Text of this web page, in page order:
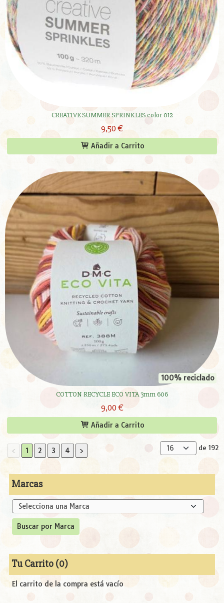
Marcas
Tu Carrito (0)
El carrito de la compra está vacío
CREATIVE SUMMER SPRINKLES color 012
9,50 €
Añadir a Carrito
100% reciclado
COTTON RECYCLE ECO VITA 3mm 606
9,00 €
Añadir a Carrito
< 1 2 3 4 > de 192